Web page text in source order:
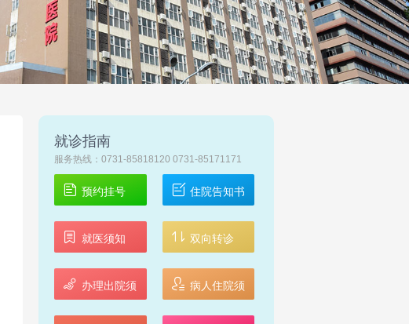
就诊指南
服务热线：0731-85818120 0731-85171171
预约挂号 住院告知书
就医须知 双向转诊
办理出院须
知
病人住院须
知